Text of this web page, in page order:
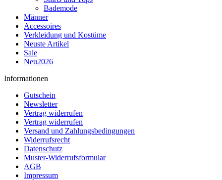
Bademode
Männer
Accessoires
Verkleidung und Kostüme
Neuste Artikel
Sale
Neu2026
Informationen
Gutschein
Newsletter
Vertrag widerrufen
Vertrag widerrufen
Versand und Zahlungsbedingungen
Widerrufsrecht
Datenschutz
Muster-Widerrufsformular
AGB
Impressum